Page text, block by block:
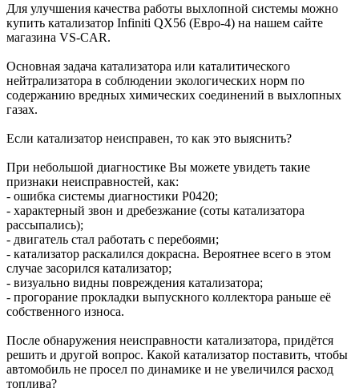
Для улучшения качества работы выхлопной системы можно
купить катализатор Infiniti QX56 (Евро-4) на нашем сайте
магазина VS-CAR.
Основная задача катализатора или каталитического
нейтрализатора в соблюдении экологических норм по
содержанию вредных химических соединений в выхлопных
газах.
Если катализатор неисправен, то как это выяснить?
При небольшой диагностике Вы можете увидеть такие
признаки неисправностей, как:
- ошибка системы диагностики P0420;
- характерный звон и дребезжание (соты катализатора
рассыпались);
- двигатель стал работать с перебоями;
- катализатор раскалился докрасна. Вероятнее всего в этом
случае засорился катализатор;
- визуально видны повреждения катализатора;
- прогорание прокладки выпускного коллектора раньше её
собственного износа.
После обнаружения неисправности катализатора, придётся
решить и другой вопрос. Какой катализатор поставить, чтобы
автомобиль не просел по динамике и не увеличился расход
топлива?